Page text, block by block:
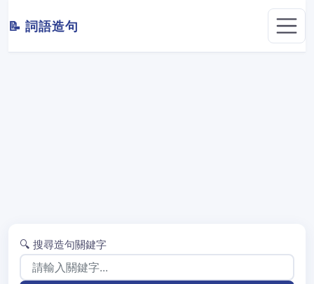
📝 詞語造句
🔍 搜尋造句關鍵字